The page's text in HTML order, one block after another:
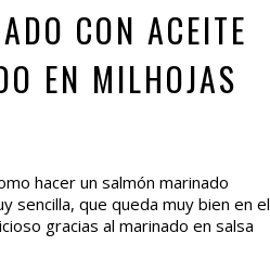
CON ACEITE
EN MILHOJAS
hacer un salmón marinado
sencilla, que queda muy bien en el
gracias al marinado en salsa